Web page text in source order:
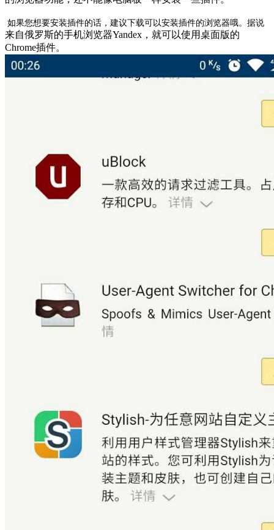
如果您想要安装插件的话，建议下载可以安装插件的浏览器哦。据说
来自俄罗斯的手机浏览器Yandex，就可以使用桌面版的
Chrome插件。